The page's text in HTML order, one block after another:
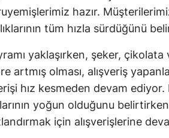
hazır.
tüm hızla sürdüğünü
yaklaşırken, şeker, çikolata
artmış olması, alışveriş
hız kesmeden devam
yoğun olduğunu
için alışverişlerine